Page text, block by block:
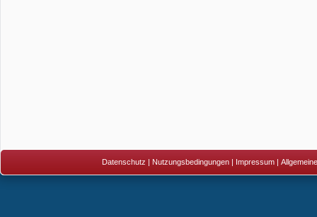
Datenschutz | Nutzungsbedingungen| Impressum|